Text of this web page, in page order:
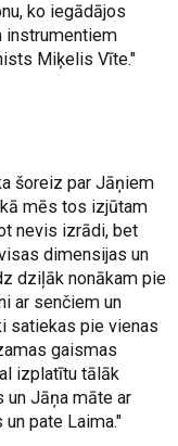
ko iegādājos
instrumentiem
Miķelis Vīte."
šoreiz par Jāņiem
mēs tos izjūtam
nevis izrādi, bet
dimensijas un
dziļāk nonākam pie
ar senčiem un
satiekas pie vienas
gaismas
izplatītu tālāk
un Jāņa māte ar
pate Laima."